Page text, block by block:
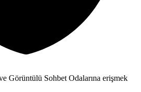
Görüntülü Sohbet Odalarına erişmek